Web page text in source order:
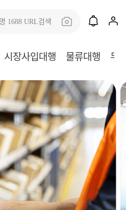
1688 URL검색
시장사입대행 물류대행 무